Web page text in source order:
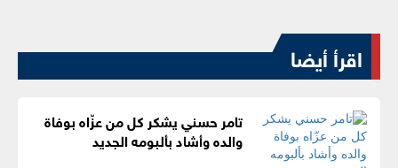
اقرأ أيضا
تامر حسني يشكر كل من عزّاه بوفاة
والده وأشاد بألبومه الجديد